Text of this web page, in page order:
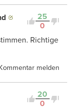
25
0
Richtige
melden
20
0